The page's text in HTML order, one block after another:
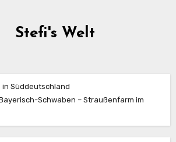
Stefi's Welt
in Süddeutschland
Schwaben – Straußenfarm im